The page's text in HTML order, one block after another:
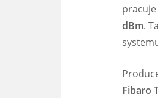
dBm.
Fibaro